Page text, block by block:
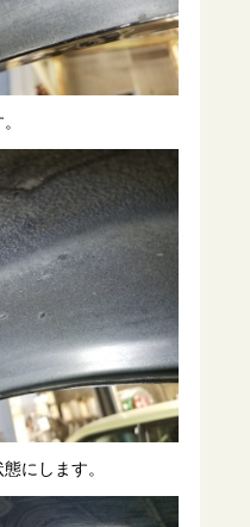
にします。